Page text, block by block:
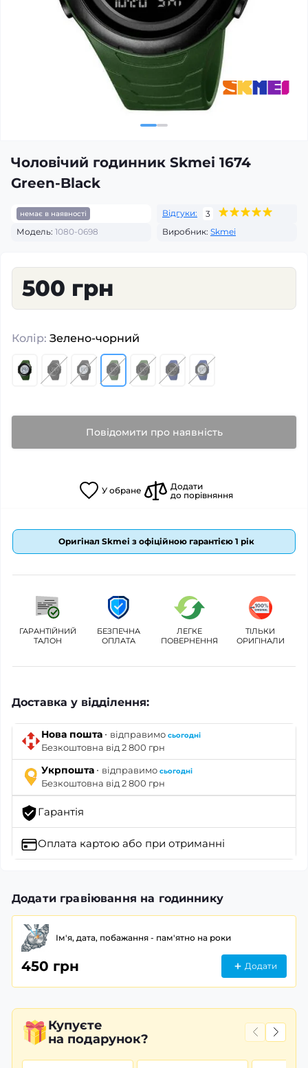
Чоловічий годинник Skmei 1674
Green-Black
немає в наявності Відгуки:
3
Модель: 1080-0698 Виробник: Skmei
500 грн
Колір: Зелено-чорний
Повідомити про наявність
У обране
Додати
до порівняння
Оригінал Skmei з офіційною гарантією 1 рік
ГАРАНТІЙНИЙ
ТАЛОН
БЕЗПЕЧНА
ОПЛАТА
ЛЕГКЕ
ПОВЕРНЕННЯ
ТІЛЬКИ
ОРИГІНАЛИ
Доставка у відділення:
Нова пошта · відправимо сьогодні
Безкоштовна від 2 800 грн
Укрпошта · відправимо сьогодні
Безкоштовна від 2 800 грн
Гарантія
Оплата картою або при отриманні
Додати гравіювання на годиннику
Ім'я, дата, побажання - пам'ятно на роки
450 грн Додати
Купуєте
на подарунок?